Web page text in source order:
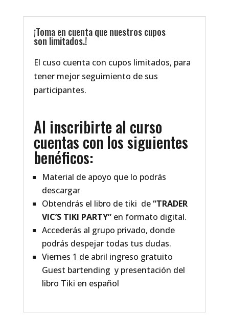
¡Toma en cuenta que nuestros cupos
son limitados.!
El cuso cuenta con cupos limitados, para
tener mejor seguimiento de sus
participantes.
Al inscribirte al curso
cuentas con los siguientes
benéficos:
Material de apoyo que lo podrás
descargar
Obtendrás el libro de tiki de“TRADER
VIC’S TIKI PARTY”en formato digital.
Accederás al grupo privado, donde
podrás despejar todas tus dudas.
Viernes 1 de abril ingreso gratuito
Guest bartending y presentación del
libro Tiki en español